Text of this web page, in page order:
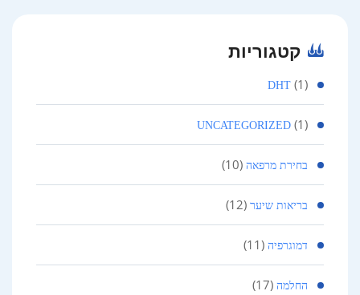
קטגוריות
DHT (1)
UNCATEGORIZED (1)
בחירת מרפאה (10)
בריאות שיער (12)
דמוגרפיה (11)
החלמה (17)